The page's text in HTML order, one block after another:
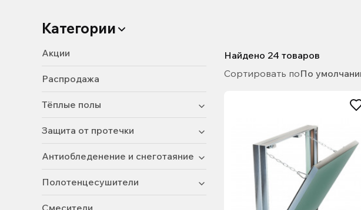
Категории
Акции
Распродажа
Тёплые полы
Защита от протечки
Антиобледенение и снеготаяние
Полотенцесушители
Смесители
Найдено 24 товаров
Сортировать по